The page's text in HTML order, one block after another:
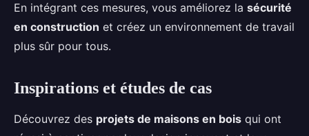
En intégrant ces mesures, vous améliorez la sécurité
en construction et créez un environnement de travail
plus sûr pour tous.
Inspirations et études de cas
Découvrez des projets de maisons en bois qui ont